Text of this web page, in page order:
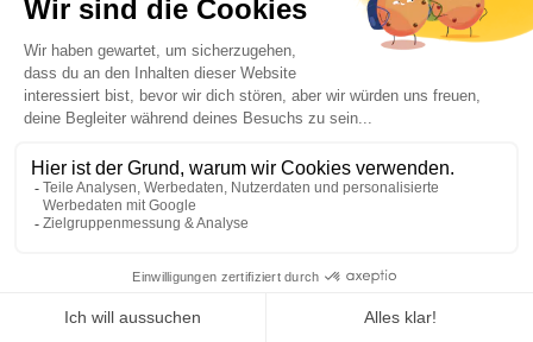
Hinzufügen
WAS IST ENTHALTEN?
1h 30 Minuten
Ein Scooter pro Person
Ein Bier pro Person
Mein JGA in Prag